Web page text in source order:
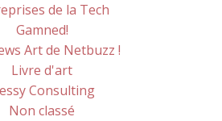
de la Tech
Gamned!
Art de Netbuzz !
Livre d'art
Consulting
Non classé